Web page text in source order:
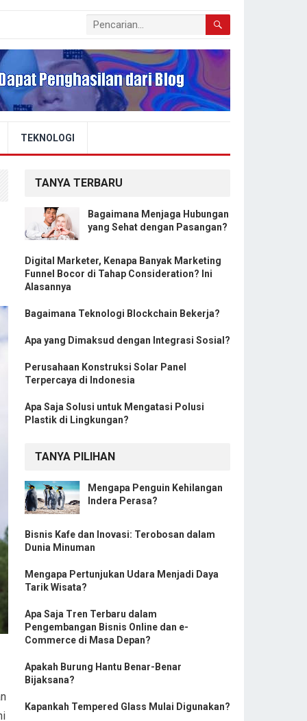
TEKNOLOGI
TANYA TERBARU
Bagaimana Menjaga Hubungan
yang Sehat dengan Pasangan?
Digital Marketer, Kenapa Banyak Marketing
Funnel Bocor di Tahap Consideration? Ini
Alasannya
Bagaimana Teknologi Blockchain Bekerja?
Apa yang Dimaksud dengan Integrasi Sosial?
Perusahaan Konstruksi Solar Panel
Terpercaya di Indonesia
Apa Saja Solusi untuk Mengatasi Polusi
Plastik di Lingkungan?
TANYA PILIHAN
Mengapa Penguin Kehilangan
Indera Perasa?
Bisnis Kafe dan Inovasi: Terobosan dalam
Dunia Minuman
Mengapa Pertunjukan Udara Menjadi Daya
Tarik Wisata?
Apa Saja Tren Terbaru dalam
Pengembangan Bisnis Online dan e-
Commerce di Masa Depan?
Apakah Burung Hantu Benar-Benar
Bijaksana?
Kapankah Tempered Glass Mulai Digunakan?